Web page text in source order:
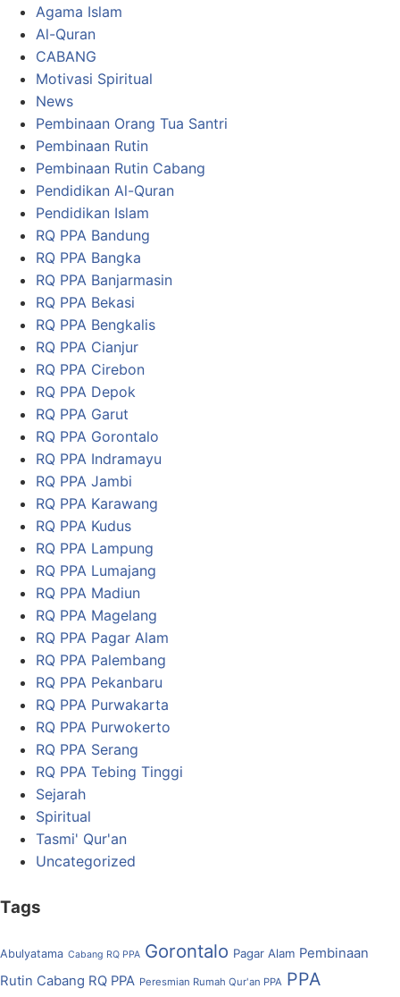
Agama Islam
Al-Quran
CABANG
Motivasi Spiritual
News
Pembinaan Orang Tua Santri
Pembinaan Rutin
Pembinaan Rutin Cabang
Pendidikan Al-Quran
Pendidikan Islam
RQ PPA Bandung
RQ PPA Bangka
RQ PPA Banjarmasin
RQ PPA Bekasi
RQ PPA Bengkalis
RQ PPA Cianjur
RQ PPA Cirebon
RQ PPA Depok
RQ PPA Garut
RQ PPA Gorontalo
RQ PPA Indramayu
RQ PPA Jambi
RQ PPA Karawang
RQ PPA Kudus
RQ PPA Lampung
RQ PPA Lumajang
RQ PPA Madiun
RQ PPA Magelang
RQ PPA Pagar Alam
RQ PPA Palembang
RQ PPA Pekanbaru
RQ PPA Purwakarta
RQ PPA Purwokerto
RQ PPA Serang
RQ PPA Tebing Tinggi
Sejarah
Spiritual
Tasmi' Qur'an
Uncategorized
Tags
Abulyatama Cabang RQ PPA Gorontalo Pagar Alam Pembinaan
Rutin Cabang RQ PPA Peresmian Rumah Qur'an PPA PPA